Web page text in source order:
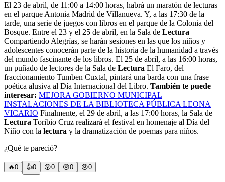
El 23 de abril, de 11:00 a 14:00 horas, habrá un maratón de lecturas
en el parque Antonia Madrid de Villanueva. Y, a las 17:30 de la
tarde, una serie de juegos con libros en el parque de la Colonia del
Bosque. Entre el 23 y el 25 de abril, en la Sala de Lectura
Compartiendo Alegrías, se harán sesiones en las que los niños y
adolescentes conocerán parte de la historia de la humanidad a través
del mundo fascinante de los libros. El 25 de abril, a las 16:00 horas,
un puñado de lectores de la Sala de Lectura El Faro, del
fraccionamiento Tumben Cuxtal, pintará una barda con una frase
poética alusiva al Día Internacional del Libro. También te puede
interesar: MEJORA GOBIERNO MUNICIPAL
INSTALACIONES DE LA BIBLIOTECA PÚBLICA LEONA
VICARIO Finalmente, el 29 de abril, a las 17:00 horas, la Sala de
Lectura Toribio Cruz realizará el festival en homenaje al Día del
Niño con la lectura y la dramatización de poemas para niños.
¿Qué te pareció?
🔥0 👍0 😲0 😢0 😠0